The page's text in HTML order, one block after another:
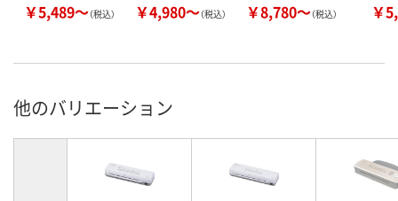
￥5,489～（税込） ￥4,980～（税込） ￥8,780～（税込） ￥
他のバリエーション